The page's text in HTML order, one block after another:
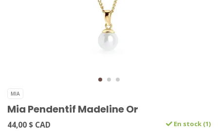
MIA
Mia Pendentif Madeline Or
44,00 $ CAD En stock (1)